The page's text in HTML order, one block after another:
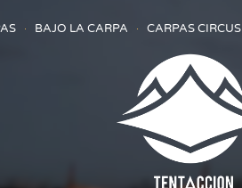
BAJO LA CARPA CARPAS CIRCUS